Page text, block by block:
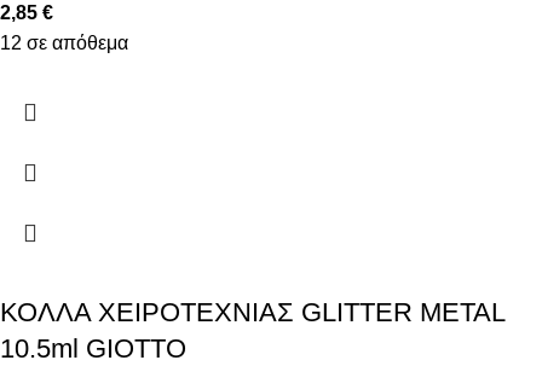
2,85 €
12 σε απόθεμα
ΚΟΛΛΑ ΧΕΙΡΟΤΕΧΝΙΑΣ GLITTER METAL
10.5ml GIOTTO